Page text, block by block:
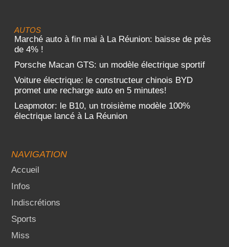
AUTOS
Marché auto à fin mai à La Réunion: baisse de près
de 4% !
Porsche Macan GTS: un modèle électrique sportif
Voiture électrique: le constructeur chinois BYD
promet une recharge auto en 5 minutes!
Leapmotor: le B10, un troisième modèle 100%
électrique lancé à La Réunion
NAVIGATION
Accueil
Infos
Indiscrétions
Sports
Miss